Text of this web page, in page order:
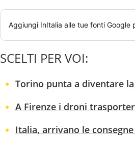
Aggiungi InItalia alle tue fonti Google
SCELTI PER VOI:
Torino punta a diventare
A Firenze i droni
Italia, arrivano le